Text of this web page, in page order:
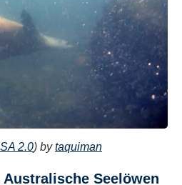
2.0) bytaquiman
Seelöwen